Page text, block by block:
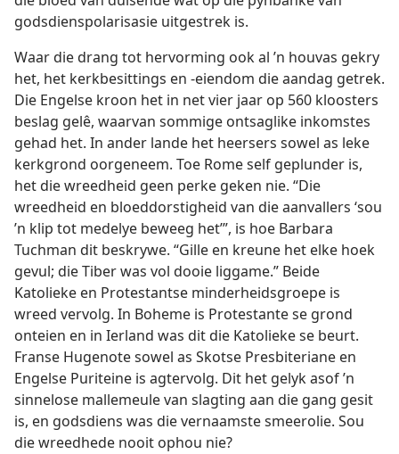
godsdienspolarisasie uitgestrek is.
Waar die drang tot hervorming ook al ’n houvas gekry
het, het kerkbesittings en -eiendom die aandag getrek.
Die Engelse kroon het in net vier jaar op 560 kloosters
beslag gelê, waarvan sommige ontsaglike inkomstes
gehad het. In ander lande het heersers sowel as leke
kerkgrond oorgeneem. Toe Rome self geplunder is,
het die wreedheid geen perke geken nie. “Die
wreedheid en bloeddorstigheid van die aanvallers ‘sou
’n klip tot medelye beweeg het’”, is hoe Barbara
Tuchman dit beskrywe. “Gille en kreune het elke hoek
gevul; die Tiber was vol dooie liggame.” Beide
Katolieke en Protestantse minderheidsgroepe is
wreed vervolg. In Boheme is Protestante se grond
onteien en in Ierland was dit die Katolieke se beurt.
Franse Hugenote sowel as Skotse Presbiteriane en
Engelse Puriteine is agtervolg. Dit het gelyk asof ’n
sinnelose mallemeule van slagting aan die gang gesit
is, en godsdiens was die vernaamste smeerolie. Sou
die wreedhede nooit ophou nie?